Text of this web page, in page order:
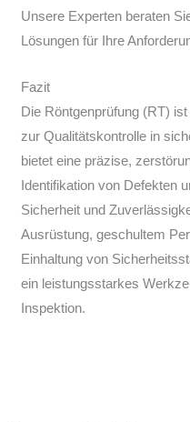
Unsere Experten beraten
Lösungen für Ihre
Fazit
Die Röntgenprüfung (RT)
zur Qualitätskontrolle in
bietet eine präzise,
Identifikation von Defekten
Sicherheit und
Ausrüstung, geschultem
Einhaltung von
ein leistungsstarkes
Inspektion.